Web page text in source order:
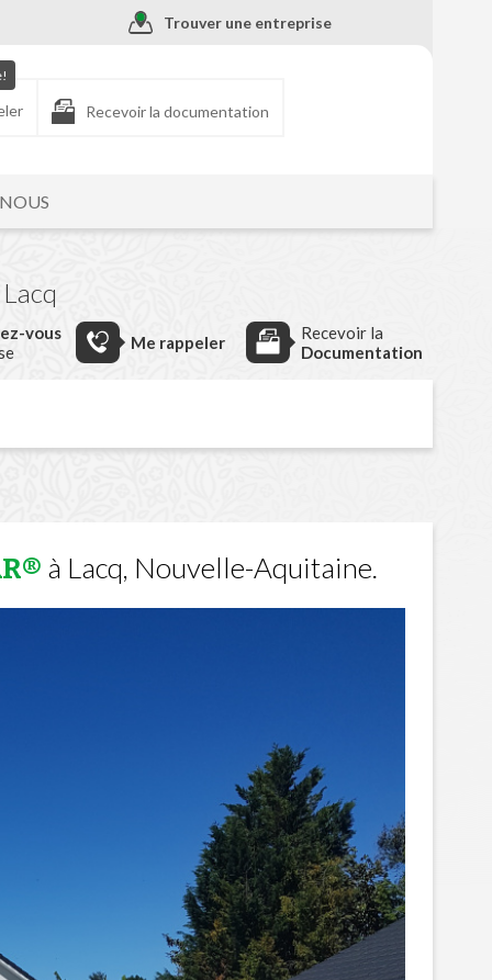
Trouver une entreprise
Recevoir la documentation
vous
Me rappeler
Recevoir la
Documentation
à Lacq, Nouvelle-Aquitaine.